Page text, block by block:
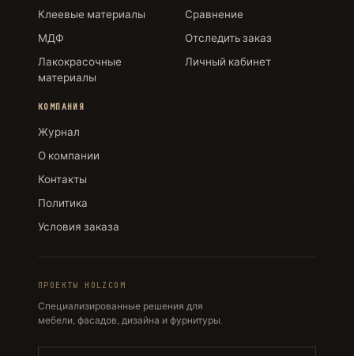
Клеевые материалы
МДФ
Лакокрасочные
материалы
Сравнение
Отследить заказ
Личный кабинет
КОМПАНИЯ
Журнал
О компании
Контакты
Политика
Условия заказа
ПРОЕКТЫ HOLZCOM
Специализированные решения для
мебели, фасадов, дизайна и фурнитуры.